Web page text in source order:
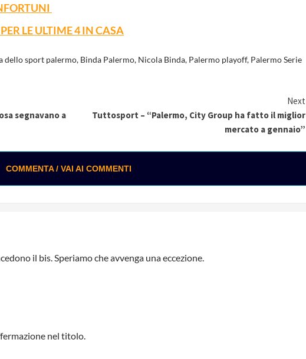
LE ULTIME 4 IN CASA
dello sport palermo, Binda Palermo, Nicola Binda, Palermo playoff, Palermo Serie
segnavano a
Next
Tuttosport – “Palermo, City Group ha fatto il miglior
mercato a gennaio”
COMMENTA / VAI AI COMMENTI
il bis. Speriamo che avvenga una eccezione.
nel titolo.